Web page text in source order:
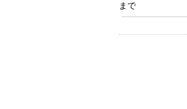
まで